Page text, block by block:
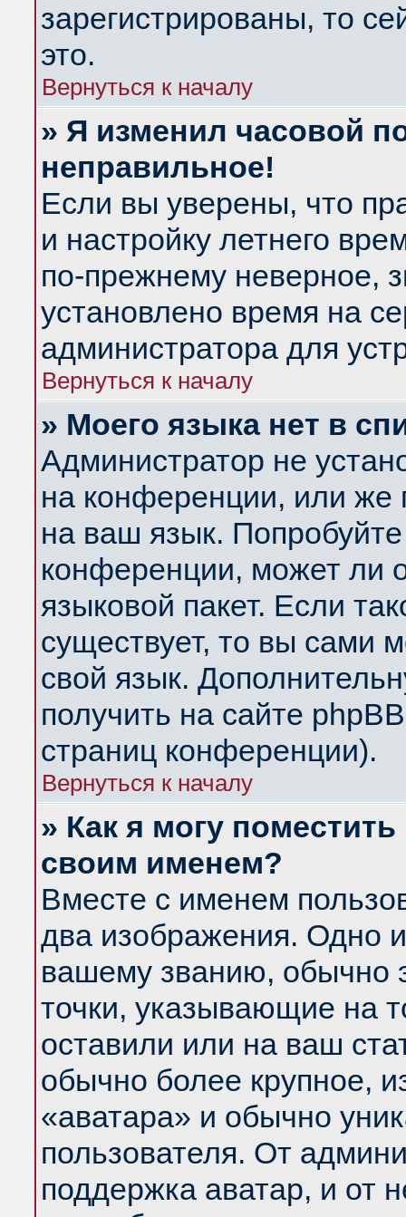
зарегистрированы, то
это.
Вернуться к началу
» Я изменил часовой
неправильное!
Если вы уверены, что
и настройку летнего
по-прежнему неверное,
установлено время на
администратора для
Вернуться к началу
» Моего языка нет в
Администратор не
на конференции, или же
на ваш язык.
конференции, может ли
языковой пакет. Если
существует, то вы сами
свой язык.
получить на сайте
страниц конференции).
Вернуться к началу
» Как я могу
своим именем?
Вместе с именем
два изображения. Одно
вашему званию, обычно
точки, указывающие на
оставили или на ваш
обычно более крупное,
«аватара» и обычно
пользователя. От
поддержка аватар, и от